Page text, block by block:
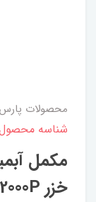
محصولات
شناسه
مکمل
خزر FP-2000P